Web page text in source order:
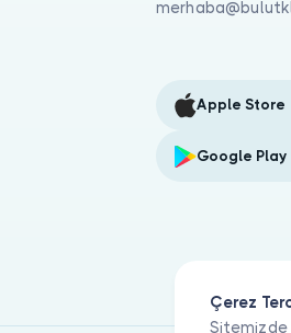
Çerez
Sitemizde
Apple Store
Google Play